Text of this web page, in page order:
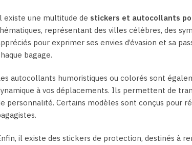
existe une multitude de stickers et autocollants
représentant des villes célèbres, des
pour exprimer ses envies d’évasion et sa
bagage.
autocollants humoristiques ou colorés sont
à vos déplacements. Ils permettent de
personnalité. Certains modèles sont conçus pour
il existe des stickers de protection, destinés à